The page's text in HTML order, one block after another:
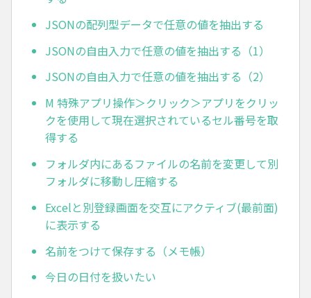
JSONの配列型データで任意の値を抽出する
JSONの自由入力で任意の値を抽出する（1）
JSONの自由入力で任意の値を抽出する（2）
M 特殊アプリ操作＞クリック＞アプリをクリッ
クを使用して現在選択されているセル番号を取
得する
フォルダ内にあるファイルの名前を変更して別
フォルダに移動し圧縮する
Excelと別登録画面を交互にアクティブ(最前面)
に表示する
名前をつけて保存する（メモ帳）
今日の日付を扱いたい